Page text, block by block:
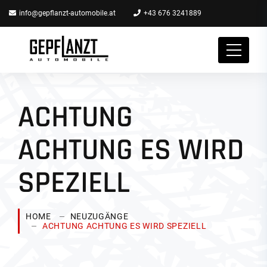
info@gepflanzt-automobile.at +43 676 3241889
ACHTUNG
ACHTUNG ES WIRD
SPEZIELL
HOME
NEUZUGÄNGE
ACHTUNG ACHTUNG ES WIRD SPEZIELL